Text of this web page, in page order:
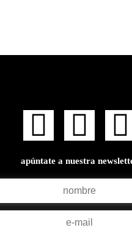
apúntate a nuestra